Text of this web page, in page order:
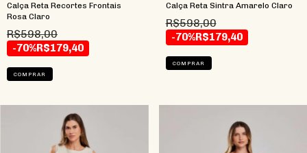
Calça Reta Recortes Frontais
Rosa Claro
R$598,00
-70%R$179,40
COMPRAR
Calça Reta Sintra Amarelo Claro
R$598,00
-70%R$179,40
COMPRAR